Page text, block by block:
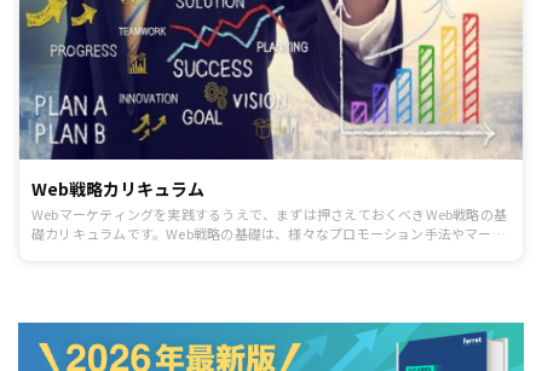
Web戦略カリキュラム
Webマーケティングを実践するうえで、まずは押さえておくべきWeb戦略の基
礎カリキュラムです。Web戦略の基礎は、様々なプロモーション手法やマーケ